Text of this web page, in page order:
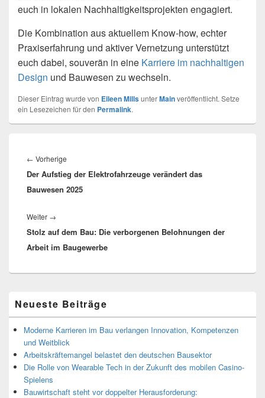
euch in lokalen Nachhaltigkeitsprojekten engagiert.
Die Kombination aus aktuellem Know-how, echter
Praxiserfahrung und aktiver Vernetzung unterstützt
euch dabei, souverän in eine Karriere im nachhaltigen
Design und Bauwesen zu wechseln.
Dieser Eintrag wurde von Eileen MillsunterMainveröffentlicht. Setze
ein Lesezeichen für den Permalink.
← Vorherige
Beitrag:
Der Aufstieg der Elektrofahrzeuge verändert das
Bauwesen 2025
Weiter →
Beitrag:
Stolz auf dem Bau: Die verborgenen Belohnungen der
Arbeit im Baugewerbe
Seitenleisten-
Widgetbereich
Neueste Beiträge
Moderne Karrieren im Bau verlangen Innovation, Kompetenzen
und Weitblick
Arbeitskräftemangel belastet den deutschen Bausektor
Die Rolle von Wearable Tech in der Zukunft des mobilen Casino-
Spielens
Bauwirtschaft steht vor doppelter Herausforderung: